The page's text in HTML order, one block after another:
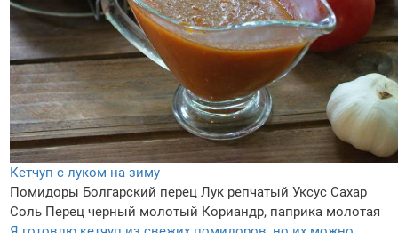
Кетчуп с луком на зиму
Помидоры Болгарский перец Лук репчатый Уксус Сахар
Соль Перец черный молотый Кориандр, паприка молотая